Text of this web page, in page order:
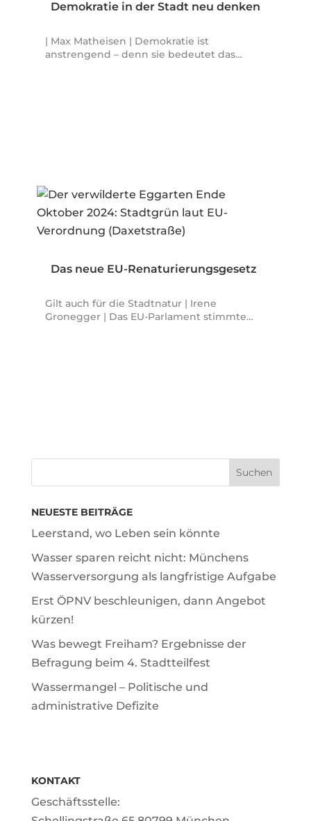
Demokratie in der Stadt neu denken
| Max Matheisen | Demokratie ist
anstrengend – denn sie bedeutet das…
Das neue EU-Renaturierungsgesetz
Gilt auch für die Stadtnatur | Irene
Gronegger | Das EU-Parlament stimmte…
NEUESTE BEITRÄGE
Leerstand, wo Leben sein könnte
Wasser sparen reicht nicht: Münchens
Wasserversorgung als langfristige Aufgabe
Erst ÖPNV beschleunigen, dann Angebot
kürzen!
Was bewegt Freiham? Ergebnisse der
Befragung beim 4. Stadtteilfest
Wassermangel – Politische und
administrative Defizite
KONTAKT
Geschäftsstelle: